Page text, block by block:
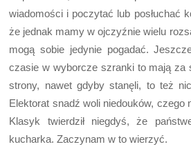
wiadomości i poczytać lub posłuchać
że jednak mamy w ojczyźnie wielu
mogą sobie jedynie pogadać.
czasie w wyborcze szranki to mają za
strony, nawet gdyby stanęli, to też
Elektorat snadź woli niedouków, czego
Klasyk twierdził niegdyś, że
kucharka. Zaczynam w to wierzyć.